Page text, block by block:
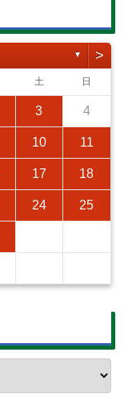
▼ >
土 日
3 4
10 11
17 18
24 25